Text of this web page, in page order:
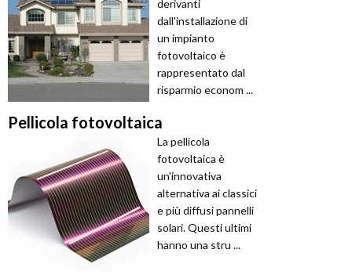
derivanti
dall'installazione di
un impianto
fotovoltaico è
rappresentato dal
risparmio econom ...
Pellicola fotovoltaica
La pellicola
fotovoltaica è
un'innovativa
alternativa ai classici
e più diffusi pannelli
solari. Questi ultimi
hanno una stru ...